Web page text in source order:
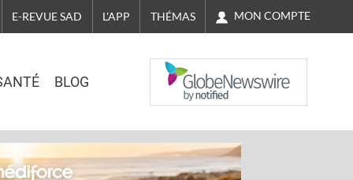
E-REVUE SAD L'APP THÉMAS MON COMPTE
BLOG
NASDAQ